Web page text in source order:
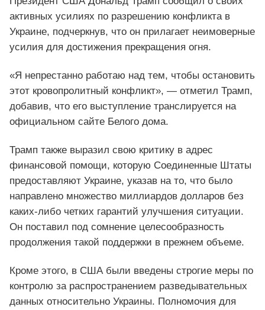
активных усилиях по разрешению конфликта в
Украине, подчеркнув, что он прилагает неимоверные
усилия для достижения прекращения огня.
«Я непрестанно работаю над тем, чтобы остановить
этот кровопролитный конфликт», — отметил Трамп,
добавив, что его выступление транслируется на
официальном сайте Белого дома.
Трамп также выразил свою критику в адрес
финансовой помощи, которую Соединенные Штаты
предоставляют Украине, указав на то, что было
направлено множество миллиардов долларов без
каких-либо четких гарантий улучшения ситуации.
Он поставил под сомнение целесообразность
продолжения такой поддержки в прежнем объеме.
Кроме этого, в США были введены строгие меры по
контролю за распространением разведывательных
данных относительно Украины. Полномочия для